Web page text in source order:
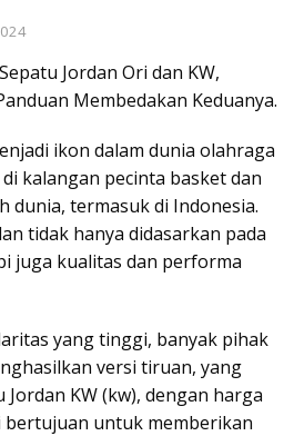
Jordan Ori dan KW,
Membedakan Keduanya.
ikon dalam dunia olahraga
kalangan pecinta basket dan
dunia, termasuk di Indonesia.
tidak hanya didasarkan pada
juga kualitas dan performa
yang tinggi, banyak pihak
versi tiruan, yang
KW (kw), dengan harga
bertujuan untuk memberikan